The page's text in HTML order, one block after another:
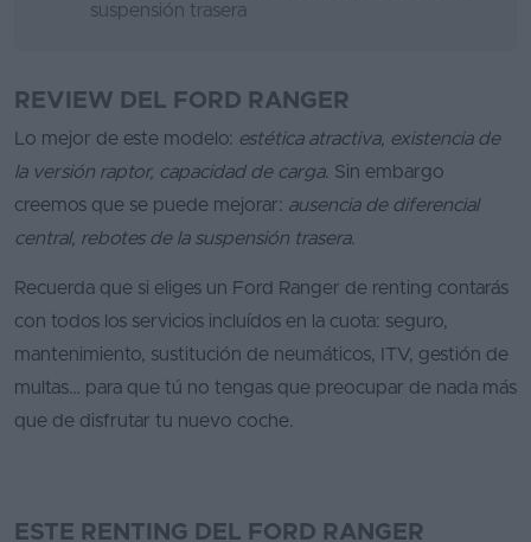
suspensión trasera
REVIEW DEL FORD RANGER
Lo mejor de este modelo: estética atractiva, existencia de
la versión raptor, capacidad de carga. Sin embargo
creemos que se puede mejorar: ausencia de diferencial
central, rebotes de la suspensión trasera.
Recuerda que si eliges un Ford Ranger de renting contarás
con todos los servicios incluídos en la cuota: seguro,
mantenimiento, sustitución de neumáticos, ITV, gestión de
multas… para que tú no tengas que preocupar de nada más
que de disfrutar tu nuevo coche.
ESTE RENTING DEL FORD RANGER